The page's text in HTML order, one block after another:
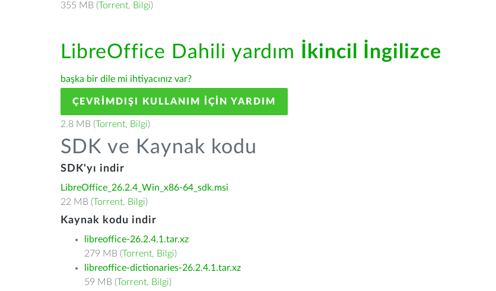
355 MB (Torrent, Bilgi)
LibreOffice Dahili yardım İkincil İngilizce
başka bir dile mi ihtiyacınız var?
ÇEVRIMDIŞI KULLANIM IÇIN YARDIM
2.8 MB (Torrent, Bilgi)
SDK ve Kaynak kodu
SDK'yı indir
LibreOffice_26.2.4_Win_x86-64_sdk.msi
22 MB (Torrent, Bilgi)
Kaynak kodu indir
libreoffice-26.2.4.1.tar.xz
279 MB (Torrent, Bilgi)
libreoffice-dictionaries-26.2.4.1.tar.xz
59 MB (Torrent, Bilgi)